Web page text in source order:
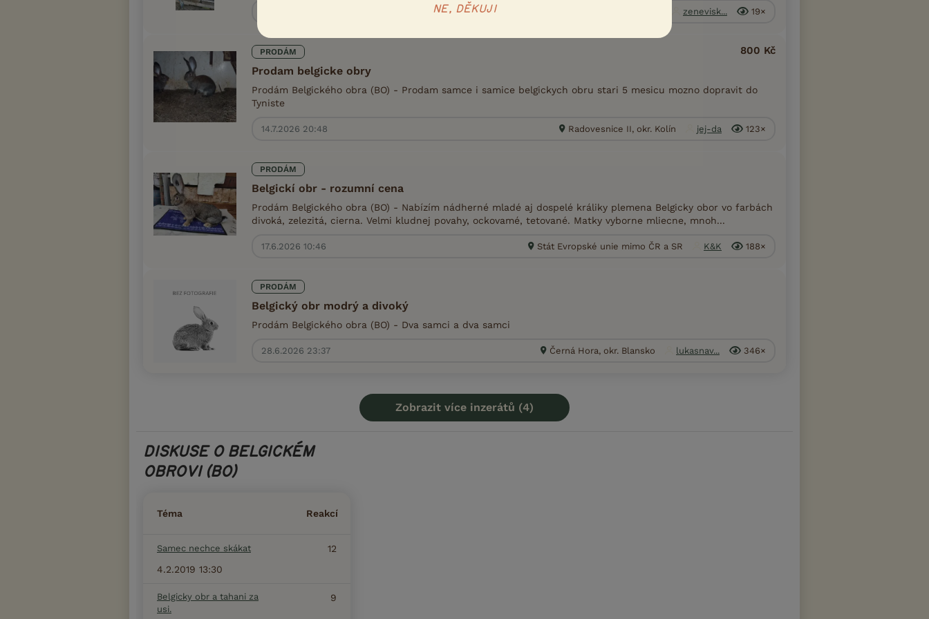
zenevisk... 19×
PRODÁM
Prodam belgicke obry
800 Kč
Prodám Belgického obra (BO) - Prodam samce i samice belgickych obru stari 5 mesicu mozno dopravit do
Tyniste
14.7.2026 20:48 Radovesnice II, okr. Kolín jej-da 123×
PRODÁM
Belgickí obr - rozumní cena
Prodám Belgického obra (BO) - Nabízím nádherné mladé aj dospelé králiky plemena Belgicky obor vo farbách
divoká, zelezitá, cierna. Velmi kludnej povahy, ockovamé, tetované. Matky vyborne mliecne, mnoh...
17.6.2026 10:46 Stát Evropské unie mimo ČR a SR K&K 188×
PRODÁM
Belgický obr modrý a divoký
Prodám Belgického obra (BO) - Dva samci a dva samci
28.6.2026 23:37 Černá Hora, okr. Blansko lukasnav... 346×
Zobrazit více inzerátů (4)
DISKUSE O BELGICKÉM
OBROVI (BO)
Téma Reakcí
Samec nechce skákat
12
4.2.2019 13:30
Belgicky obr a tahani za
usi.
9
NE, DĚKUJI